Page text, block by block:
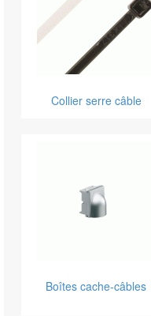
Collier serre câble
Boîtes cache-câbles